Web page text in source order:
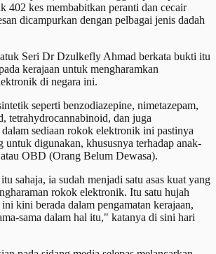
402 kes membabitkan peranti dan cecair
dicampurkan dengan pelbagai jenis dadah
Seri Dr Dzulkefly Ahmad berkata bukti itu
kerajaan untuk mengharamkan
di negara ini.
seperti benzodiazepine, nimetazepam,
tetrahydrocannabinoid, dan juga
sediaan rokok elektronik ini pastinya
untuk digunakan, khususnya terhadap anak-
OBD (Orang Belum Dewasa).
sahaja, ia sudah menjadi satu asas kuat yang
rokok elektronik. Itu satu hujah
kini berada dalam pengamatan kerajaan,
sama dalam hal itu," katanya di sini hari